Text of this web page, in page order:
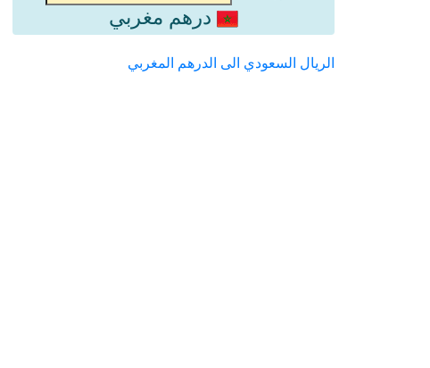
درهم مغربي
الريال السعودي الى الدرهم المغربي